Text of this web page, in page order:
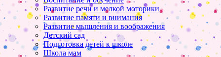
Развитие речи и мелкой моторики
Развитие памяти и внимания
Развитие мышления и воображения
Детский сад
Подготовка детей к школе
Школа мам